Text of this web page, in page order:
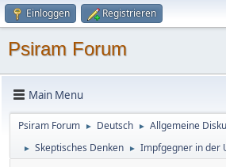
Einloggen Registrieren
Psiram Forum
Main Menu
Psiram Forum ► Deutsch ► Allgemeine
► Skeptisches Denken ► Impfgegner in der